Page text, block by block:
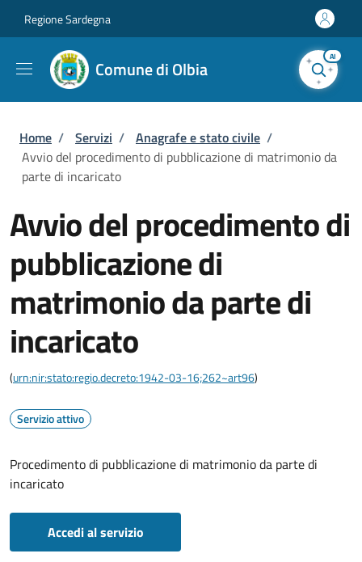
Regione Sardegna
Comune di Olbia
AI
Briciole di pane
Home / Servizi / Anagrafe e stato civile /
Avvio del procedimento di pubblicazione di matrimonio da
parte di incaricato
Avvio del procedimento di
pubblicazione di
matrimonio da parte di
incaricato
(urn:nir:stato:regio.decreto:1942-03-16;262~art96)
Servizio attivo
Procedimento di pubblicazione di matrimonio da parte di
incaricato
Accedi al servizio